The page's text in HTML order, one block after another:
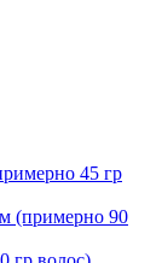
45 гр
(примерно 90